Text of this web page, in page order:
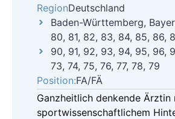
RegionDeutschland
Baden-Württemberg,
80, 81, 82, 83, 84, 85, 86,
90, 91, 92, 93, 94, 95, 96,
73, 74, 75, 76, 77, 78, 79
Position:FA/FÄ
Ganzheitlich denkende Ärztin
sportwissenschaftlichem